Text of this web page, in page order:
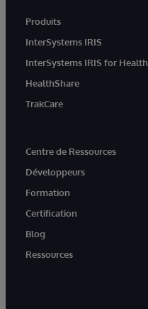
Produits
InterSystems IRIS
InterSystems IRIS for Health
HealthShare
TrakCare
Centre de Ressources
Développeurs
Formation
Certification
Blog
Ressources